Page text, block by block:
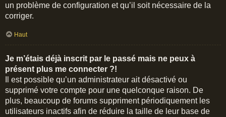
un problème de configuration et qu’il soit nécessaire de la
corriger.
Haut
Je m’étais déjà inscrit par le passé mais ne peux à
présent plus me connecter ?!
Il est possible qu’un administrateur ait désactivé ou
supprimé votre compte pour une quelconque raison. De
plus, beaucoup de forums suppriment périodiquement les
utilisateurs inactifs afin de réduire la taille de leur base de